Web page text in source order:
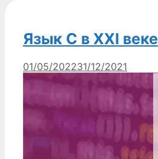
Язык С в XXI веке
01/05/202231/12/2021